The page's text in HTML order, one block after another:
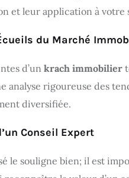
et leur application à votre
du Marché
d’un krach immobilier
analyse rigoureuse des
diversifiée.
Conseil Expert
le souligne bien; il est